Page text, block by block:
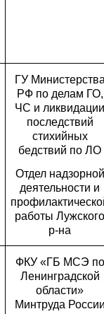
ГУ
РФ по делам ГО,
ЧС и ликвидации
последствий
стихийных
бедствий по ЛО
Отдел надзорной
деятельности и
работы Лужского
р-на
ФКУ «ГБ МСЭ по
Ленинградской
области»
Минтруда